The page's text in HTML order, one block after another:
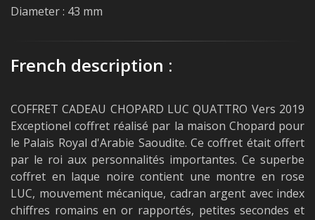
Diameter : 43 mm
French description :
COFFRET CADEAU CHOPARD LUC QUATTRO Vers 2019
Exceptionel coffret réalisé par la maison Chopard pour
le Palais Royal d'Arabie Saoudite. Ce coffret était offert
par le roi aux personnalités importantes. Ce superbe
coffret en laque noire contient une montre en rose
LUC, mouvement mécanique, cadran argent avec index
chiffres romains en or rapportés, petites secondes et